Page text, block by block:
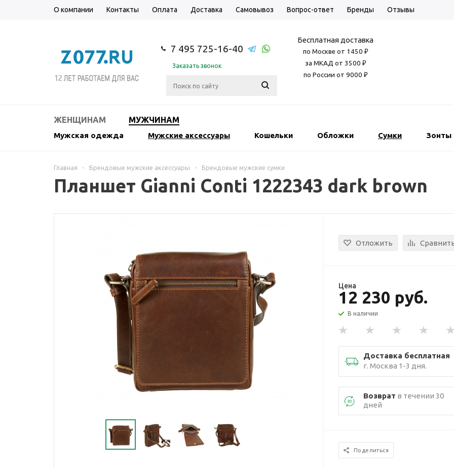
О компании Контакты Оплата Доставка Самовывоз Вопрос-ответ Бренды Отзывы
7 495 725-16-40
Заказать звонок
Бесплатная доставка
по Москве от 1450 ₽
за МКАД от 3500 ₽
по России от 9000 ₽
ЖЕНЩИНАМ МУЖЧИНАМ
Мужская одежда Мужские аксессуары Кошельки Обложки Сумки Зонты
Главная - Брендовые мужские аксессуары - Брендовые мужские сумки
Планшет Gianni Conti 1222343 dark brown
Отложить
Цена
12 230 руб.
В наличии
Доставка бесплатная
г. Москва 1-3 дня.
Возврат в течении 30
дней
Поделиться